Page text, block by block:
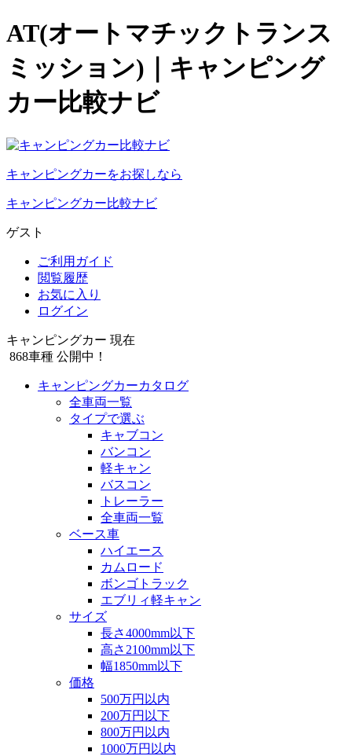
AT(オートマチックトランス
ミッション)｜キャンピング
カー比較ナビ
キャンピングカーをお探しなら
キャンピングカー比較ナビ
ゲスト
ご利用ガイド
閲覧履歴
お気に入り
ログイン
キャンピングカー 現在
868車種 公開中！
キャンピングカーカタログ
全車両一覧
タイプで選ぶ
キャブコン
バンコン
軽キャン
バスコン
トレーラー
全車両一覧
ベース車
ハイエース
カムロード
ボンゴトラック
エブリィ軽キャン
サイズ
長さ4000mm以下
高さ2100mm以下
幅1850mm以下
価格
500万円以内
200万円以下
800万円以内
1000万円以内